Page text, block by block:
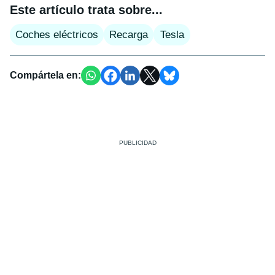
Este artículo trata sobre...
Coches eléctricos Recarga Tesla
Compártela en: